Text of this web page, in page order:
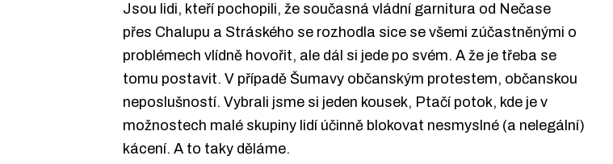
Jsou lidi, kteří pochopili, že současná vládní garnitura od Nečase
přes Chalupu a Stráského se rozhodla sice se všemi zúčastněnými o
problémech vlídně hovořit, ale dál si jede po svém. A že je třeba se
tomu postavit. V případě Šumavy občanským protestem, občanskou
neposlušností. Vybrali jsme si jeden kousek, Ptačí potok, kde je v
možnostech malé skupiny lidí účinně blokovat nesmyslné (a nelegální)
kácení. A to taky děláme.